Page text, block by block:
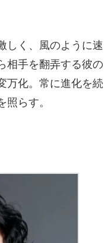
しく、風のように速
相手を翻弄する彼の
万化。常に進化を続
らす。